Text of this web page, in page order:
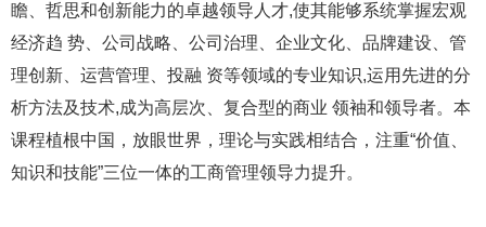
瞻、哲思和创新能力的卓越领导人才,使其能够系统掌握宏观
经济趋 势、公司战略、公司治理、企业文化、品牌建设、管
理创新、运营管理、投融 资等领域的专业知识,运用先进的分
析方法及技术,成为高层次、复合型的商业 领袖和领导者。本
课程植根中国，放眼世界，理论与实践相结合，注重“价值、
知识和技能”三位一体的工商管理领导力提升。